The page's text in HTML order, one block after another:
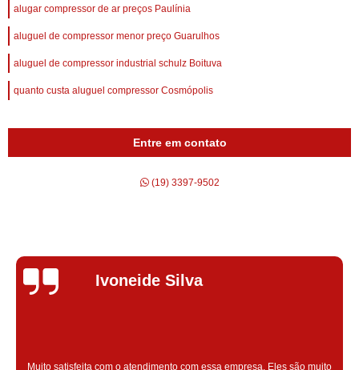
alugar compressor de ar preços Paulínia
aluguel de compressor menor preço Guarulhos
aluguel de compressor industrial schulz Boituva
quanto custa aluguel compressor Cosmópolis
Entre em contato
(19) 3397-9502
Silvana Alves
Super satisfeita com o serviço prestado, atendimento muito bom!